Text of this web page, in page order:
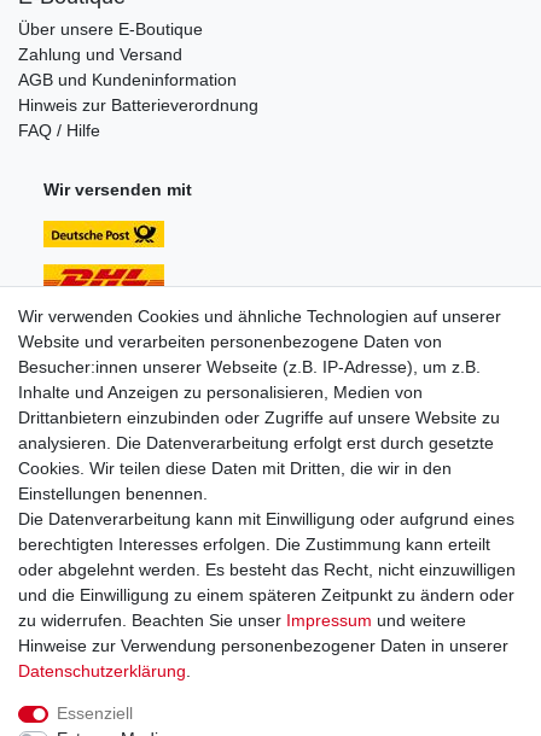
Über unsere E-Boutique
Zahlung und Versand
AGB und Kundeninformation
Hinweis zur Batterieverordnung
FAQ / Hilfe
Wir versenden mit
Unsere Zahlungsarten:
Sie erreichen uns unter:
+49 (0)681 5846576
Montag bis Freitag
9.00 - 16.00 Uhr
Wir verwenden Cookies und ähnliche Technologien auf unserer
Website und verarbeiten personenbezogene Daten von
Besucher:innen unserer Webseite (z.B. IP-Adresse), um z.B.
Inhalte und Anzeigen zu personalisieren, Medien von
Drittanbietern einzubinden oder Zugriffe auf unsere Website zu
analysieren. Die Datenverarbeitung erfolgt erst durch gesetzte
Cookies. Wir teilen diese Daten mit Dritten, die wir in den
Einstellungen benennen.
Die Datenverarbeitung kann mit Einwilligung oder aufgrund eines
berechtigten Interesses erfolgen. Die Zustimmung kann erteilt
oder abgelehnt werden. Es besteht das Recht, nicht einzuwilligen
und die Einwilligung zu einem späteren Zeitpunkt zu ändern oder
zu widerrufen. Beachten Sie unser Impressum und weitere
Hinweise zur Verwendung personenbezogener Daten in unserer
Daten­schutz­erklärung
Essenziell